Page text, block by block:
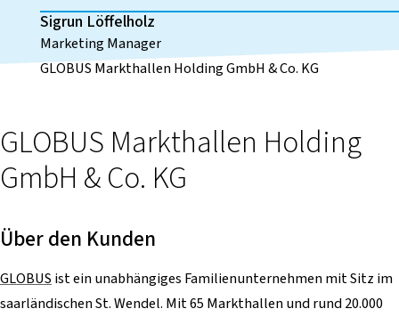
Sigrun Löffelholz
Marketing Manager
GLOBUS Markthallen Holding GmbH & Co. KG
GLOBUS Markthallen Holding
GmbH & Co. KG
Über den Kunden
GLOBUS ist ein unabhängiges Familienunternehmen mit Sitz im
saarländischen St. Wendel. Mit 65 Markthallen und rund 20.000